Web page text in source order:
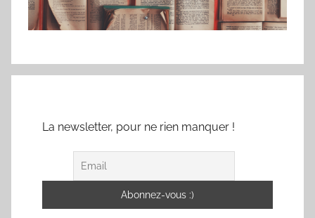
La newsletter, pour ne rien manquer !